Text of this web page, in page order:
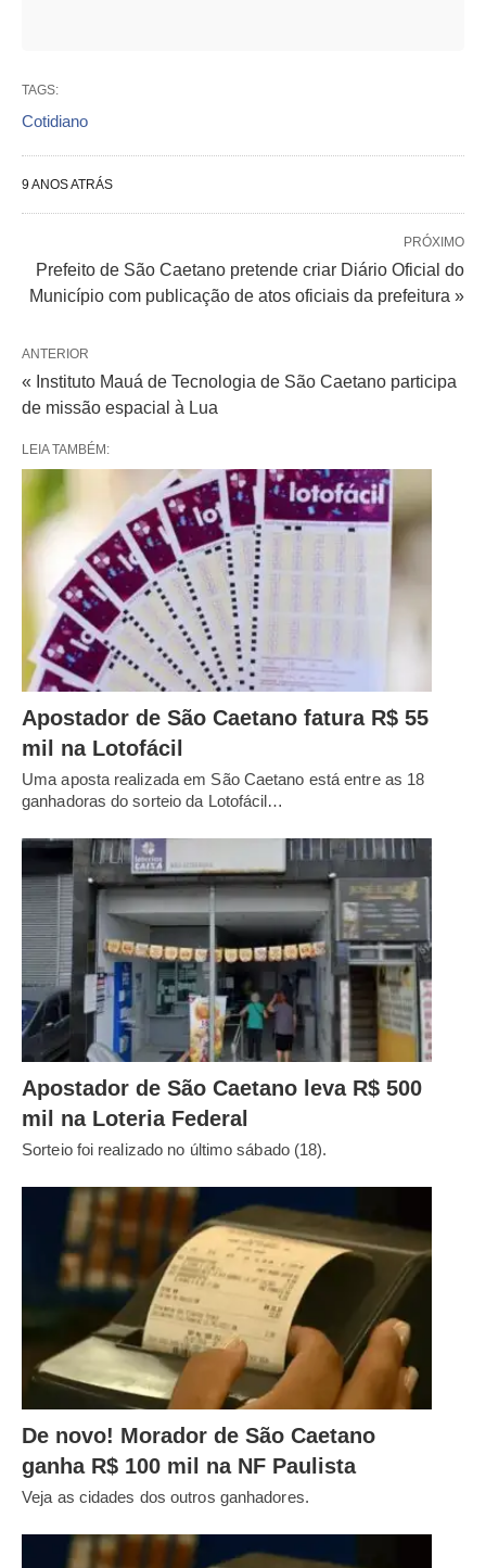
TAGS:
Cotidiano
9 ANOS ATRÁS
PRÓXIMO
Prefeito de São Caetano pretende criar Diário Oficial do
Município com publicação de atos oficiais da prefeitura »
ANTERIOR
« Instituto Mauá de Tecnologia de São Caetano participa
de missão espacial à Lua
LEIA TAMBÉM:
Apostador de São Caetano fatura R$ 55
mil na Lotofácil
Uma aposta realizada em São Caetano está entre as 18
ganhadoras do sorteio da Lotofácil…
Apostador de São Caetano leva R$ 500
mil na Loteria Federal
Sorteio foi realizado no último sábado (18).
De novo! Morador de São Caetano
ganha R$ 100 mil na NF Paulista
Veja as cidades dos outros ganhadores.